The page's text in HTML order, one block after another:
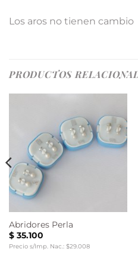
Los aros no tienen cambio
PRODUCTOS
Abridores Perla
$35.100
Precio s/Imp. Nac.: $29.008